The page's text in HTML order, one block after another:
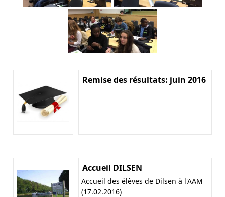
Remise des résultats: juin 2016
Accueil DILSEN
Accueil des élèves de Dilsen à l'AAM
(17.02.2016)